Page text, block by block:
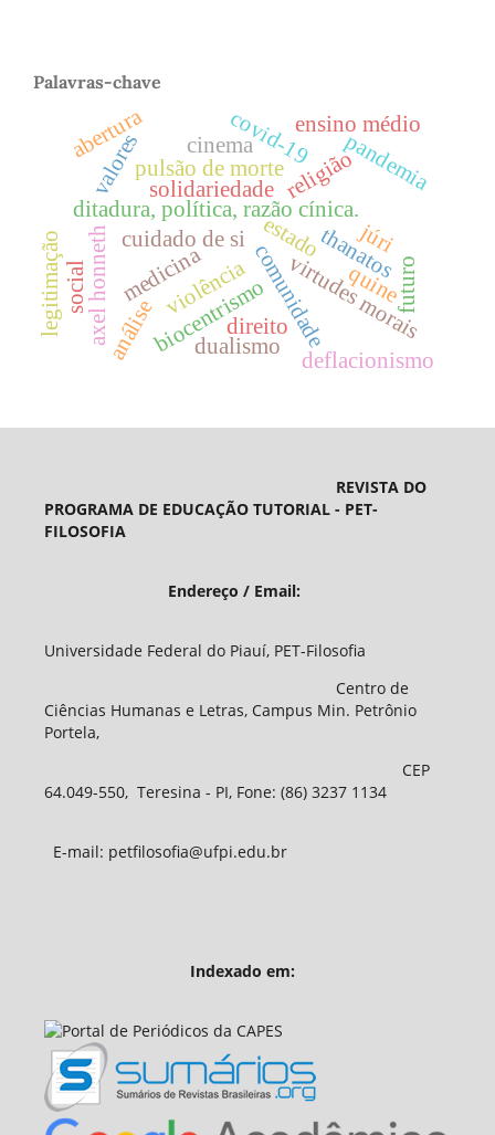
Palavras-chave
cuidado de si
violência
ditadura, política, razão cínica.
axel honneth
solidariedade
estado
comunidade
biocentrismo virtudes morais
religião
medicina
dualismo
pulsão de morte
thanatos
futuro
pandemia
covid-19
valores
abertura
análise
ensino médio
social quine
deflacionismo
direito
júri
legitimação
cinema
REVISTA DO
PROGRAMA DE EDUCAÇÃO TUTORIAL - PET-
FILOSOFIA
Endereço / Email:
Universidade Federal do Piauí, PET-Filosofia
Centro de
Ciências Humanas e Letras, Campus Min. Petrônio
Portela,
CEP
64.049-550, Teresina - PI, Fone: (86) 3237 1134
E-mail: petfilosofia@ufpi.edu.br
Indexado em: